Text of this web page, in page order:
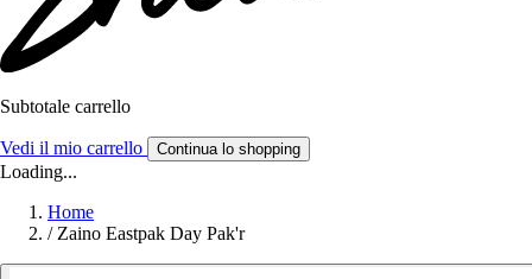
Subtotale carrello
Vedi il mio carrello Continua lo shopping
Loading...
Home
/ Zaino Eastpak Day Pak'r